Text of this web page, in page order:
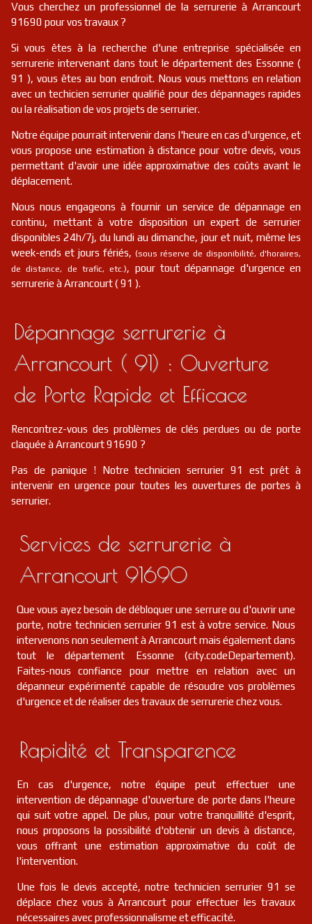
Vous cherchez un professionnel de la serrurerie à Arrancourt
91690 pour vos travaux ?
Si vous êtes à la recherche d'une entreprise spécialisée en
serrurerie intervenant dans tout le département des Essonne (
91 ), vous êtes au bon endroit. Nous vous mettons en relation
avec un techicien serrurier qualifié pour des dépannages rapides
ou la réalisation de vos projets de serrurier.
Notre équipe pourrait intervenir dans l'heure en cas d'urgence, et
vous propose une estimation à distance pour votre devis, vous
permettant d'avoir une idée approximative des coûts avant le
déplacement.
Nous nous engageons à fournir un service de dépannage en
continu, mettant à votre disposition un expert de serrurier
disponibles 24h/7j, du lundi au dimanche, jour et nuit, même les
week-ends et jours fériés, (sous réserve de disponibilité, d'horaires,
de distance, de trafic, etc.), pour tout dépannage d'urgence en
serrurerie à Arrancourt ( 91 ).
Dépannage serrurerie à
Arrancourt ( 91) : Ouverture
de Porte Rapide et Efficace
Rencontrez-vous des problèmes de clés perdues ou de porte
claquée à Arrancourt 91690 ?
Pas de panique ! Notre technicien serrurier 91 est prêt à
intervenir en urgence pour toutes les ouvertures de portes à
serrurier.
Services de serrurerie à
Arrancourt 91690
Que vous ayez besoin de débloquer une serrure ou d'ouvrir une
porte, notre technicien serrurier 91 est à votre service. Nous
intervenons non seulement à Arrancourt mais également dans
tout le département Essonne (city.codeDepartement).
Faites-nous confiance pour mettre en relation avec un
dépanneur expérimenté capable de résoudre vos problèmes
d'urgence et de réaliser des travaux de serrurerie chez vous.
Rapidité et Transparence
En cas d'urgence, notre équipe peut effectuer une
intervention de dépannage d'ouverture de porte dans l'heure
qui suit votre appel. De plus, pour votre tranquillité d'esprit,
nous proposons la possibilité d'obtenir un devis à distance,
vous offrant une estimation approximative du coût de
l'intervention.
Une fois le devis accepté, notre technicien serrurier 91 se
déplace chez vous à Arrancourt pour effectuer les travaux
nécessaires avec professionnalisme et efficacité.